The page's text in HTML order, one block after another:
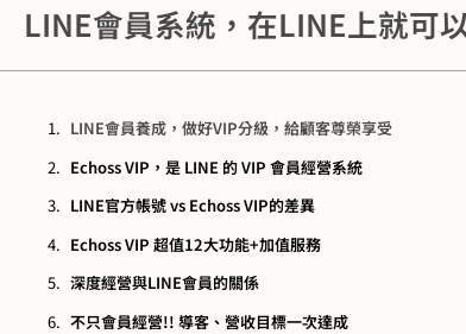
LINE會員系統，在LINE上就可
LINE會員養成，做好VIP分級，給顧客尊榮享受
Echoss VIP，是 LINE 的 VIP 會員經營‬系統
LINE官方帳號 vs Echoss VIP的差異
Echoss VIP 超值12大功能+加值服務
深度經營與LINE會員的關係​
不只會員經營!! 導客、營收目標一次達成